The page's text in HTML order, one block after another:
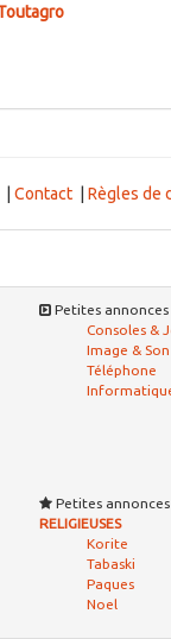
Contact Règles de
Petites annonces
Consoles &
Image & Son
Téléphone
Petites annonces
RELIGIEUSES
Korite
Tabaski
Paques
Noel